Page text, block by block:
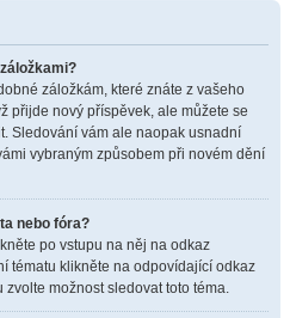
záložkám, které znáte z vašeho
přijde nový příspěvek, ale můžete se
Sledování vám ale naopak usnadní
vybraným způsobem při novém dění
nebo fóra?
po vstupu na něj na odkaz
tématu klikněte na odpovídající odkaz
možnost sledovat toto téma.